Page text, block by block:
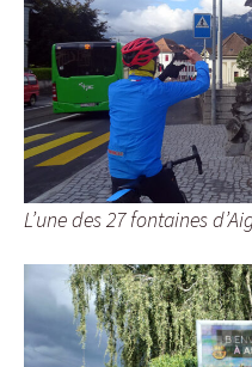
L’une des 27 fontaines